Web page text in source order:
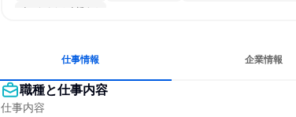
人とたくさん会話する
仕事情報 企業情報
職種と仕事内容
仕事内容